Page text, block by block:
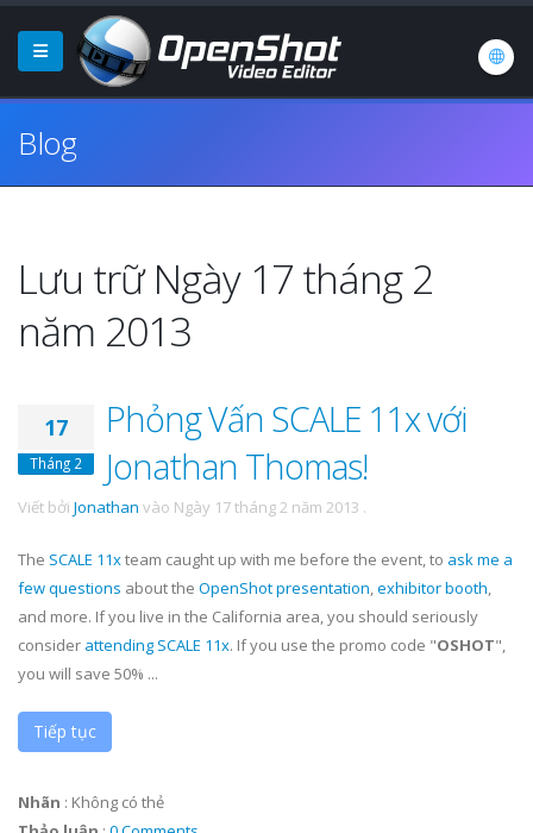
Blog
Lưu trữ Ngày 17 tháng 2
năm 2013
17
Tháng 2
Phỏng Vấn SCALE 11x với
Jonathan Thomas!
Viết bởi Jonathan vào Ngày 17 tháng 2 năm 2013 .
The SCALE 11xteam caught up with me before the event, to ask me a
few questions about the OpenShot presentation,exhibitor booth,
and more. If you live in the California area, you should seriously
consider attending SCALE 11x. If you use the promo code "OSHOT",
you will save 50% ...
Tiếp tục
Nhãn : Không có thẻ